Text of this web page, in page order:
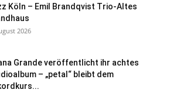
Köln – Emil Brandqvist Trio-Altes
2026
Grande veröffentlicht ihr achtes
– „petal“ bleibt dem